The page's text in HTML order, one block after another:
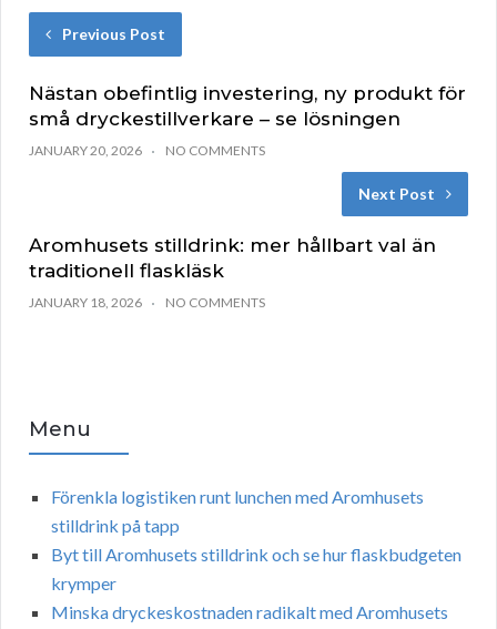
Previous Post
Nästan obefintlig investering, ny produkt för
små dryckestillverkare – se lösningen
JANUARY 20, 2026 NO COMMENTS
Next Post
Aromhusets stilldrink: mer hållbart val än
traditionell flaskläsk
JANUARY 18, 2026 NO COMMENTS
Menu
Förenkla logistiken runt lunchen med Aromhusets
stilldrink på tapp
Byt till Aromhusets stilldrink och se hur flaskbudgeten
krymper
Minska dryckeskostnaden radikalt med Aromhusets